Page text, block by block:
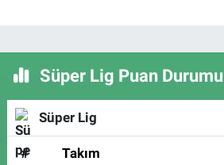
Süper Lig Puan Durumu
Süper Lig
# Takım